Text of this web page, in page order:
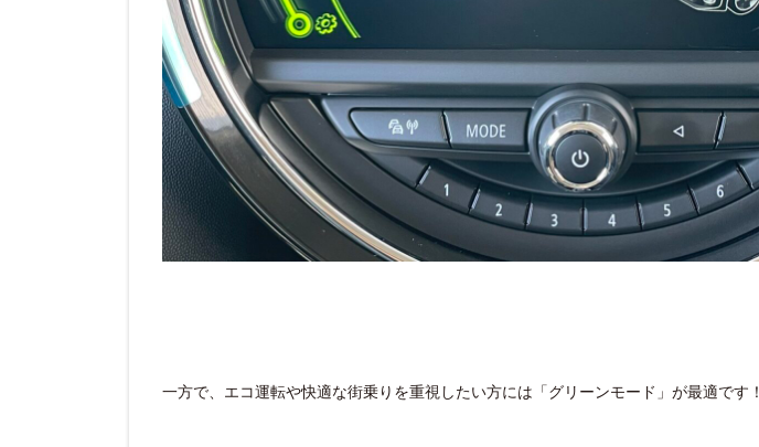
一方で、エコ運転や快適な街乗りを重視したい方には「グリーンモード」が最適です！